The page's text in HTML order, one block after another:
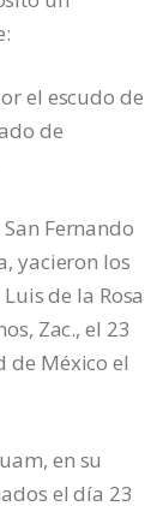
el escudo de
de
Fernando
yacieron los
de la Rosa
Zac., el 23
de México el
en su
el día 23